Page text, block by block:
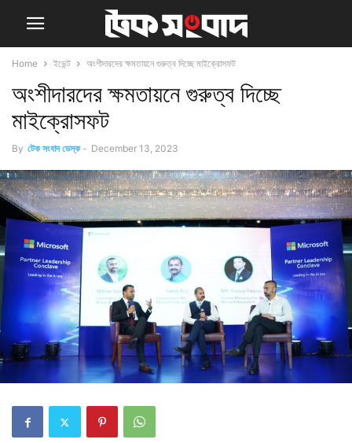
Home ইভেন্ট অংশীদারদের ক্ষমতায়নে গুরুত্ব দিচ্ছে মাইক্রোসফট
অংশীদারদের ক্ষমতায়নে গুরুত্ব দিচ্ছে
মাইক্রোসফট
By টেক সংবাদ ডেস্ক - December 13, 2023